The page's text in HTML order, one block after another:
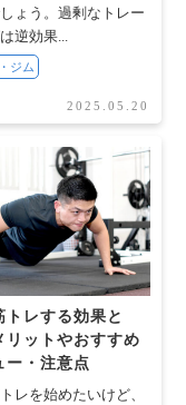
ょう。過剰なトレー
逆効果...
ジム
2025.05.20
トレする効果と
リットやおすすめ
ー・注意点
トレを始めたいけど、